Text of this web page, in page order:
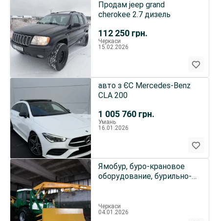
112 250 грн.
Продам jeep grand
cherokee 2.7 дизель
Черкаси
15.02.2026
1 005 760 грн.
авто з ЄС Mercedes-Benz
CLA 200
Умань
16.01.2026
Ямобур, буро-крановое
оборудование, бурильно-
Черкаси
04.01.2026